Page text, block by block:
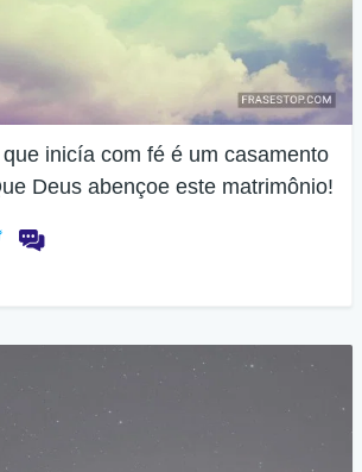
inicía com fé é um casamento
Deus abençoe este matrimônio!